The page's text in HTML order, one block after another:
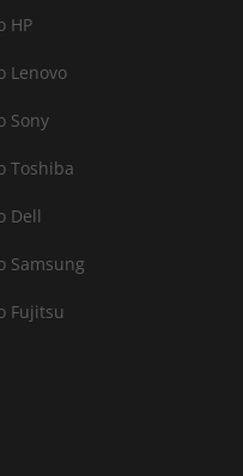
HP
Lenovo
Sony
Toshiba
Dell
Samsung
Fujitsu